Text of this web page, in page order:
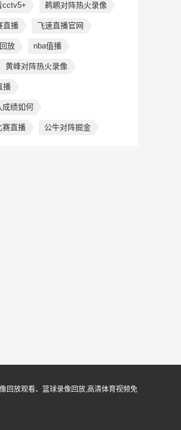
cctv5+ 鹈鹕对阵热火录像
直播 飞速直播官网
放 nba值播
黄峰对阵热火录像
播
成绩如何
赛直播 公牛对阵掘金
回放观看、篮球录像回放,高清体育视频免